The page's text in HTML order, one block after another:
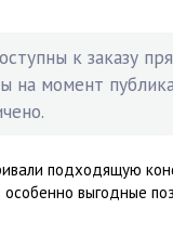
к заказу
на момент
подходящую
особенно выгодные